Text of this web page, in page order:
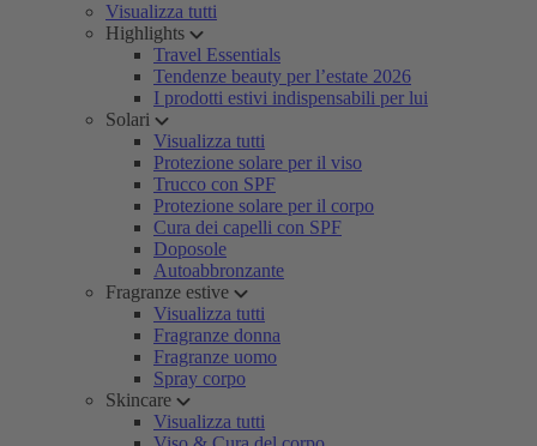
Visualizza tutti
Highlights
Travel Essentials
Tendenze beauty per l’estate 2026
I prodotti estivi indispensabili per lui
Solari
Visualizza tutti
Protezione solare per il viso
Trucco con SPF
Protezione solare per il corpo
Cura dei capelli con SPF
Doposole
Autoabbronzante
Fragranze estive
Visualizza tutti
Fragranze donna
Fragranze uomo
Spray corpo
Skincare
Visualizza tutti